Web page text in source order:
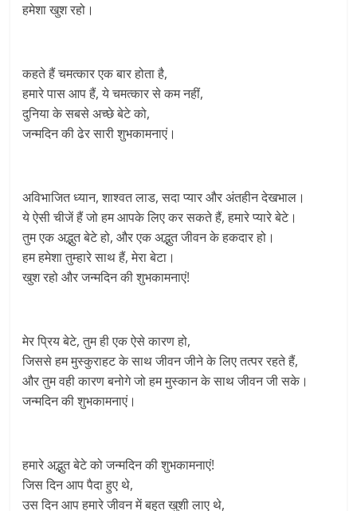
हमेशा खुश रहो।
कहते हैं चमत्कार एक बार होता है,
हमारे पास आप हैं, ये चमत्कार से कम नहीं,
दुनिया के सबसे अच्छे बेटे को,
जन्मदिन की ढेर सारी शुभकामनाएं।
अविभाजित ध्यान, शाश्वत लाड, सदा प्यार और अंतहीन देखभाल।
ये ऐसी चीजें हैं जो हम आपके लिए कर सकते हैं, हमारे प्यारे बेटे।
तुम एक अद्भुत बेटे हो, और एक अद्भुत जीवन के हकदार हो।
हम हमेशा तुम्हारे साथ हैं, मेरा बेटा।
खुश रहो और जन्मदिन की शुभकामनाएं!
मेर प्रिय बेटे, तुम ही एक ऐसे कारण हो,
जिससे हम मुस्कुराहट के साथ जीवन जीने के लिए तत्पर रहते हैं,
और तुम वही कारण बनोगे जो हम मुस्कान के साथ जीवन जी सके।
जन्मदिन की शुभकामनाएं।
हमारे अद्भुत बेटे को जन्मदिन की शुभकामनाएं!
जिस दिन आप पैदा हुए थे,
उस दिन आप हमारे जीवन में बहुत खुशी लाए थे,